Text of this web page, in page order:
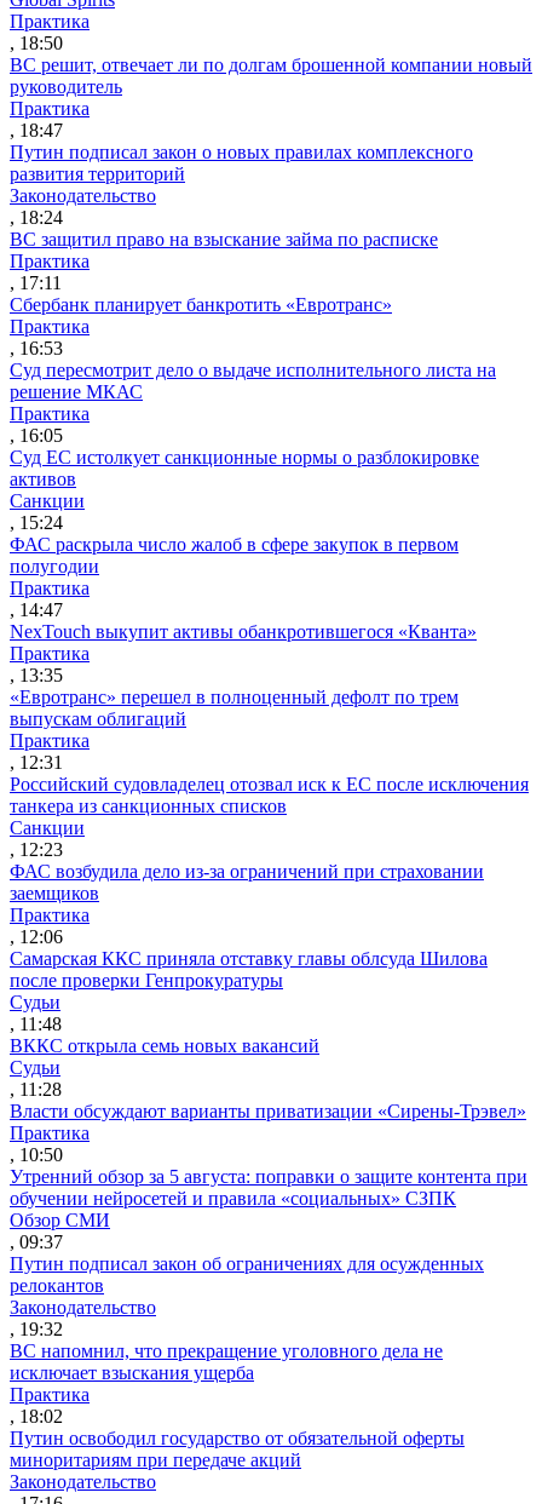
Практика
, 18:50
ВС решит, отвечает ли по долгам брошенной компании новый
руководитель
Практика
, 18:47
Путин подписал закон о новых правилах комплексного
развития территорий
Законодательство
, 18:24
ВС защитил право на взыскание займа по расписке
Практика
, 17:11
Сбербанк планирует банкротить «Евротранс»
Практика
, 16:53
Суд пересмотрит дело о выдаче исполнительного листа на
решение МКАС
Практика
, 16:05
Суд ЕС истолкует санкционные нормы о разблокировке
активов
Санкции
, 15:24
ФАС раскрыла число жалоб в сфере закупок в первом
полугодии
Практика
, 14:47
NexTouch выкупит активы обанкротившегося «Кванта»
Практика
, 13:35
«Евротранс» перешел в полноценный дефолт по трем
выпускам облигаций
Практика
, 12:31
Российский судовладелец отозвал иск к ЕС после исключения
танкера из санкционных списков
Санкции
, 12:23
ФАС возбудила дело из-за ограничений при страховании
заемщиков
Практика
, 12:06
Самарская ККС приняла отставку главы облсуда Шилова
после проверки Генпрокуратуры
Судьи
, 11:48
ВККС открыла семь новых вакансий
Судьи
, 11:28
Власти обсуждают варианты приватизации «Сирены-Трэвел»
Практика
, 10:50
Утренний обзор за 5 августа: поправки о защите контента при
обучении нейросетей и правила «социальных» СЗПК
Обзор СМИ
, 09:37
Путин подписал закон об ограничениях для осужденных
релокантов
Законодательство
, 19:32
ВС напомнил, что прекращение уголовного дела не
исключает взыскания ущерба
Практика
, 18:02
Путин освободил государство от обязательной оферты
миноритариям при передаче акций
Законодательство